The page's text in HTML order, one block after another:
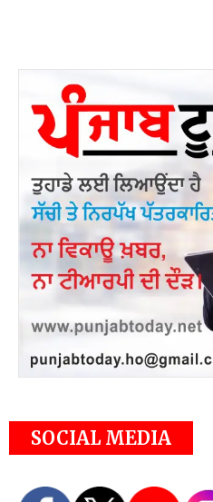
SOCIAL MEDIA